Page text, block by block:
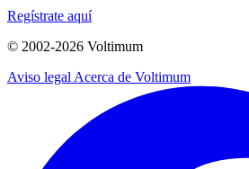
Regístrate aquí
© 2002-2026 Voltimum
Aviso legal Acerca de Voltimum